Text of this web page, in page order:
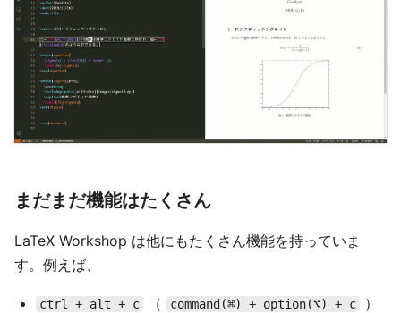
まだまだ機能はたくさん
LaTeX Workshop は他にもたくさん機能を持っていま
す。例えば、
ctrl + alt + c （ command(⌘) + option(⌥) + c
）